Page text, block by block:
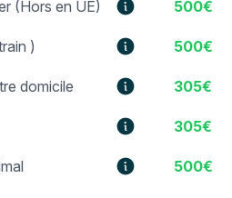
(Hors en UE) 500€
) 500€
domicile 305€
305€
500€